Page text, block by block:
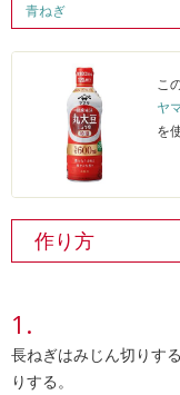
青ねぎ
こ
ヤ
を
作り方
長ねぎはみじん切りす
りする。